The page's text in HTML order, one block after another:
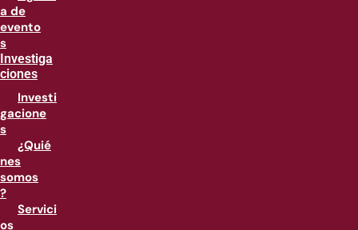
a de
evento
s
Investiga
ciones
Investi
gacione
s
¿Quié
nes
somos
?
Servici
os